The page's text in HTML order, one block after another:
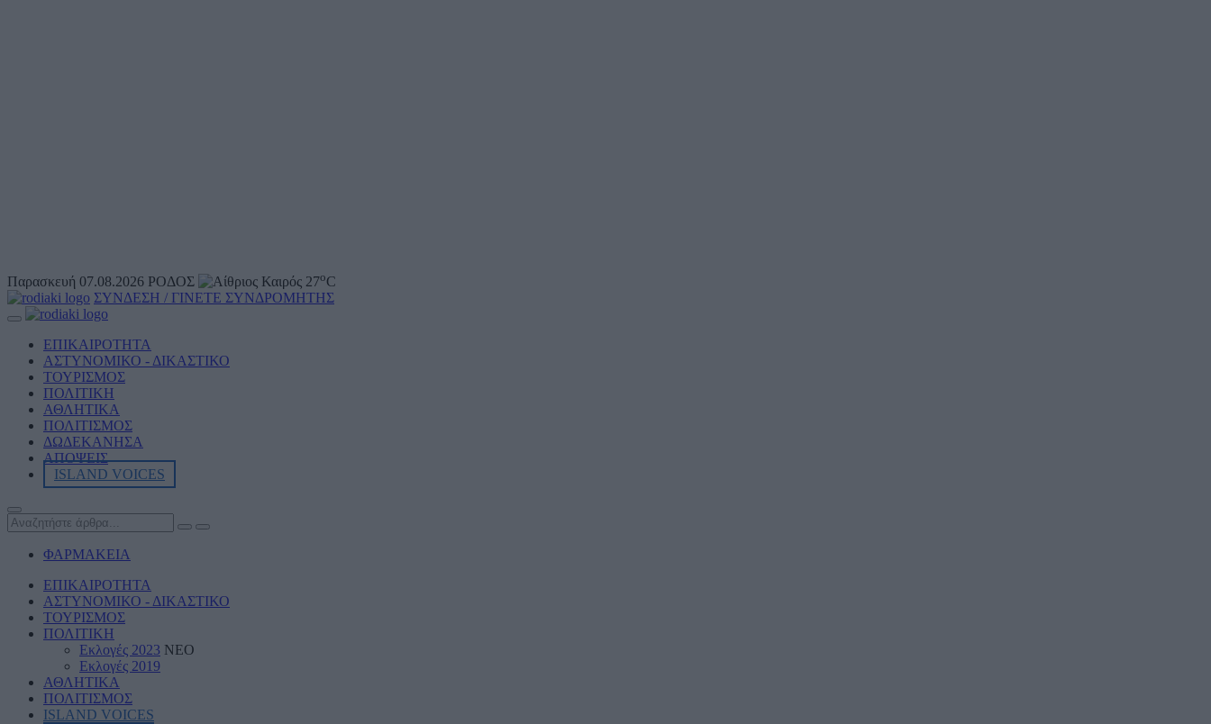
Παρασκευή 07.08.2026 ΡΟΔΟΣ 27oC
ΣΥΝΔΕΣΗ / ΓΙΝΕΤΕ ΣΥΝΔΡΟΜΗΤΗΣ
ΕΠΙΚΑΙΡΟΤΗΤΑ
ΑΣΤΥΝΟΜΙΚΟ - ΔΙΚΑΣΤΙΚΟ
ΤΟΥΡΙΣΜΟΣ
ΠΟΛΙΤΙΚΗ
ΑΘΛΗΤΙKA
ΠΟΛΙΤΙΣΜΟΣ
ΔΩΔΕΚΑΝΗΣΑ
ΑΠΟΨΕΙΣ
ISLAND VOICES
ΦΑΡΜΑΚΕΙΑ
ΕΠΙΚΑΙΡΟΤΗΤΑ
ΑΣΤΥΝΟΜΙΚΟ - ΔΙΚΑΣΤΙΚΟ
ΤΟΥΡΙΣΜΟΣ
ΠΟΛΙΤΙΚΗ
Εκλογές 2023 ΝΕΟ
Εκλογές 2019
ΑΘΛΗΤΙΚΑ
ΠΟΛΙΤΙΣΜΟΣ
ISLAND VOICES